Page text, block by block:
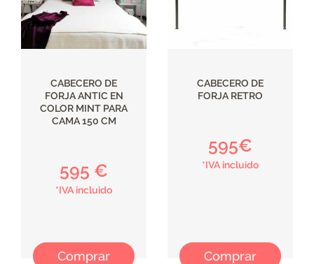
CABECERO DE
FORJA ANTIC EN
COLOR MINT PARA
CAMA 150 CM
595 €
*IVA incluido
Comprar
CABECERO DE
FORJA RETRO
595€
*IVA incluido
Comprar